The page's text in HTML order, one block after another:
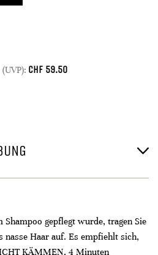
CHF 59.50
gepflegt wurde, tragen Sie
nasse Haar auf. Es empfiehlt sich,
KÄMMEN. 4 Minuten